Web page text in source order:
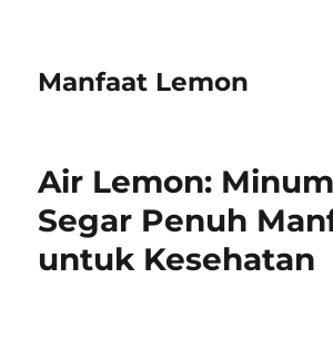
Manfaat Lemon
Air Lemon:
Segar Penuh
untuk Kesehatan